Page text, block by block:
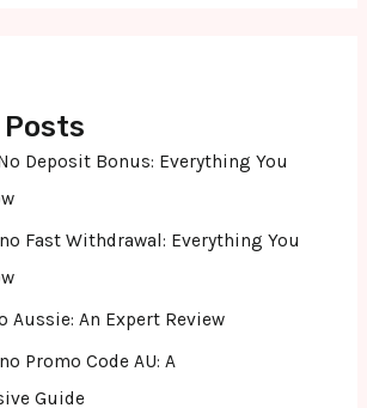
Deposit Bonus: Everything You
Fast Withdrawal: Everything You
Aussie: An Expert Review
Promo Code AU: A
Guide